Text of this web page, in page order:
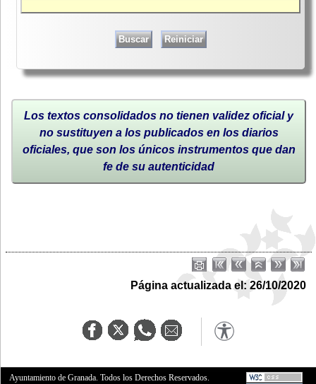
Los textos consolidados no tienen validez oficial y
no sustituyen a los publicados en los diarios
oficiales, que son los únicos instrumentos que dan
fe de su autenticidad
Página actualizada el: 26/10/2020
Ayuntamiento de Granada. Todos los Derechos Reservados.